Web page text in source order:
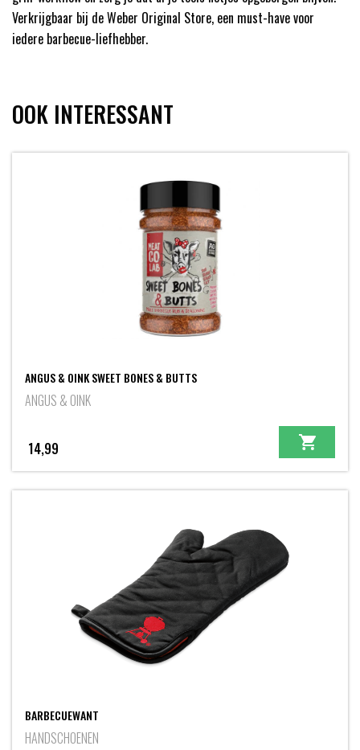
Verkrijgbaar bij de Weber Original Store, een must-have voor
iedere barbecue-liefhebber.
OOK INTERESSANT
ANGUS & OINK SWEET BONES & BUTTS
ANGUS & OINK
14,99
BARBECUEWANT
HANDSCHOENEN